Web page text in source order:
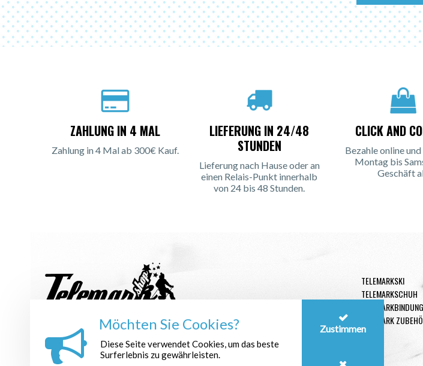
ZAHLUNG IN 4 MAL
Zahlung in 4 Mal ab 300€ Kauf.
LIEFERUNG IN 24/48
STUNDEN
Lieferung nach Hause oder an
einen Relais-Punkt innerhalb
von 24 bis 48 Stunden.
CLICK AND
Bezahle online
Montag bis
Geschäft
NEWSLETTER ANMELDEN :
TELEMARKSKI
TELEMARKSCHUH
TELEMARKBINDUNG
TELEMARK
Möchten Sie Cookies?
Diese Seite verwendet Cookies, um das beste
Surferlebnis zu gewährleisten.
Zustimmen